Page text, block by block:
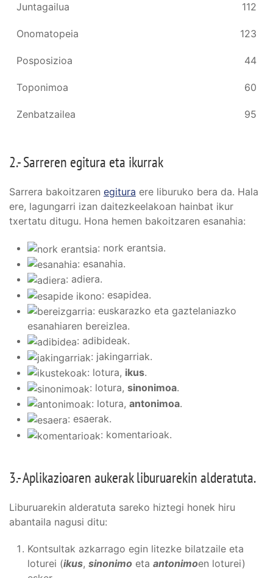
Juntagailua 112
Onomatopeia 123
Posposizioa 44
Toponimoa 60
Zenbatzailea 95
2.- Sarreren egitura eta ikurrak
Sarrera bakoitzaren egitura ere liburuko bera da. Hala
ere, lagungarri izan daitezkeelakoan hainbat ikur
txertatu ditugu. Hona hemen bakoitzaren esanahia:
: nork erantsia.
: esanahia.
: adiera.
: esapidea.
: euskarazko eta gaztelaniazko
esanahiaren bereizlea.
: adibideak.
: jakingarriak.
: lotura, ikus.
: lotura, sinonimoa.
: lotura, antonimoa.
: esaerak.
: komentarioak.
3.- Aplikazioaren aukerak liburuarekin alderatuta.
Liburuarekin alderatuta sareko hiztegi honek hiru
abantaila nagusi ditu:
Kontsultak azkarrago egin litezke bilatzaile eta
loturei (ikus, sinonimo eta antonimoen loturei)